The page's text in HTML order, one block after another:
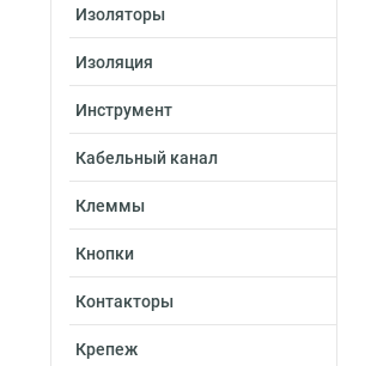
Изоляторы
Изоляция
Инструмент
Кабельный канал
Клеммы
Кнопки
Контакторы
Крепеж